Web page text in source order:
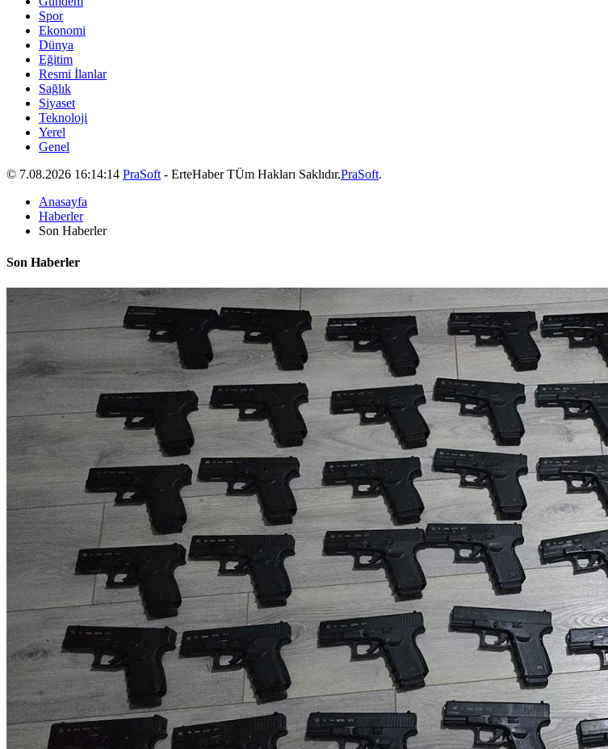
Spor
Ekonomi
Dünya
Eğitim
Resmi İlanlar
Sağlık
Siyaset
Teknoloji
Yerel
Genel
© 7.08.2026 16:14:14 PraSoft - ErteHaber TÜm Hakları Saklıdır.PraSoft.
Anasayfa
Haberler
Son Haberler
Son Haberler